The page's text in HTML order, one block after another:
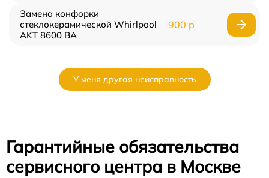
Замена конфорки
стеклокерамической Whirlpool
AKT 8600 BA
900 р
У меня другая неисправность
Гарантийные обязательства
сервисного центра в Москве